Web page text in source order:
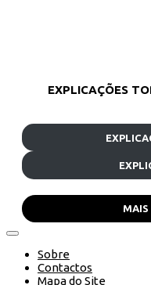
EXPLICAÇÕES
MAIS
Sobre
Contactos
Mapa do Site